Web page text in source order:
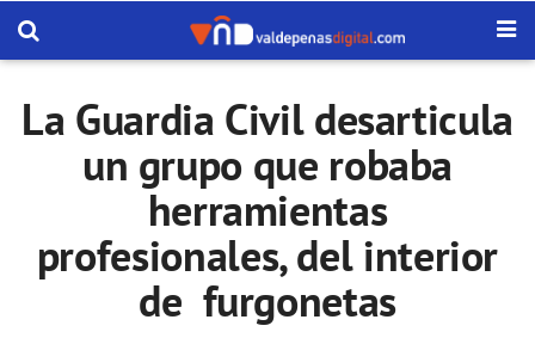
La Guardia Civil desarticula
un grupo que robaba
herramientas
profesionales, del interior
de furgonetas